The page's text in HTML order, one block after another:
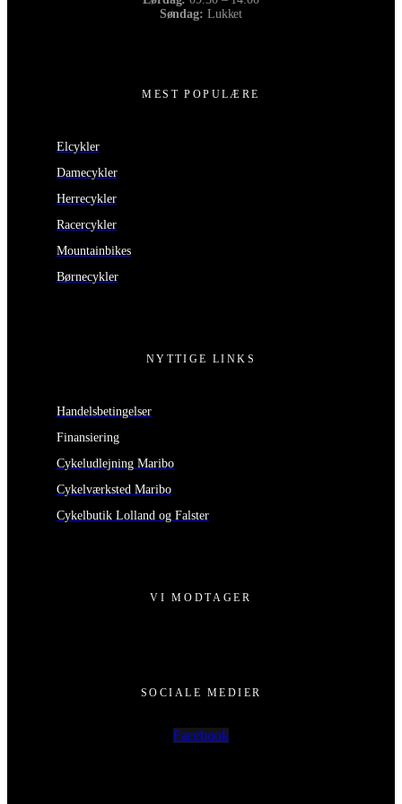
Søndag: Lukket
MEST POPULÆRE
Elcykler
Damecykler
Herrecykler
Racercykler
Mountainbikes
Børnecykler
NYTTIGE LINKS
Handelsbetingelser
Finansiering
Cykeludlejning Maribo
Cykelværksted Maribo
Cykelbutik Lolland og Falster
VI MODTAGER
SOCIALE MEDIER
Facebook